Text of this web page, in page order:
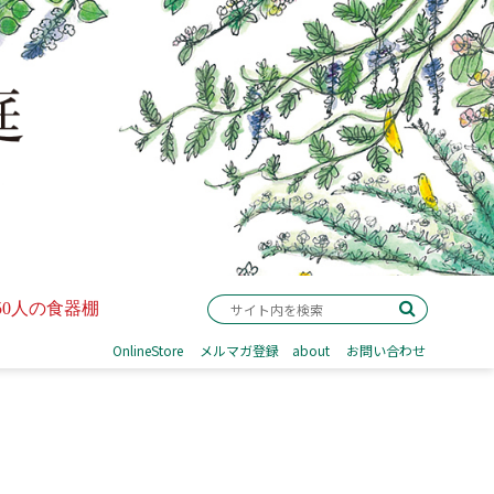
人の食器棚
OnlineStore メルマガ登録 about お問い合わせ